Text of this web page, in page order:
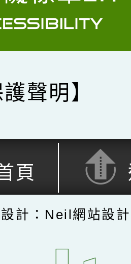
聲明】
頁
計：Neil網站設